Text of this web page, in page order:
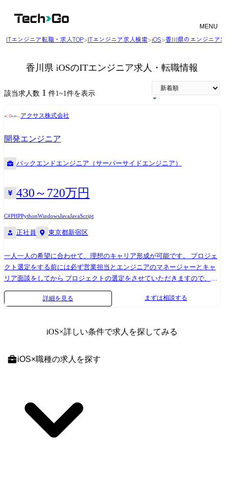
MENU
ITエンジニア転職・求人TOP>ITエンジニア求人検索>iOS>香川県のエンジニア
香川県 iOSのITエンジニア求人・転職情報
該当求人数 1 件1~1件を表示
アクサス株式会社
開発エンジニア
バックエンドエンジニア（サーバーサイドエンジニア）
430～720万円
C#PHPPythonWindowsJavaJavaScript
正社員 東京都新宿区
一人一人の希望に合わせて、理想のキャリア形成が可能です。 プロジェ
クト選定をする前には必ず営業担当とエンジニアのマネージャーとキャ
リア面談をしてから プロジェクトの選定をさせていただきますので、ミ
スマッチが絶対に起こらない体制を敷いております。 <プロジェクト例>
※あくまで一例になります(常時数百件以上のプロジェクトを抱えており
担当フェーズ> 要件定義～テスト <言語> Java ●電力会社向けシステム開
向けWEBアプリ開発 <担当フェーズ> 要件定義～テスト <言語> Java・C#
●JavaScript:159名 ●HTML5/CSS3:154名 ●PHP:89名 ●C#.net: 80名
●VB.net:61名 ●Python:27名 ●Ruby: 17名 ●Android系 :37名 ●iOS系:23名
※女性管理職が活躍中!
詳細を見る まずは相談する
iOS×詳しい条件で求人を探してみる
iOS×職種の求人を探す